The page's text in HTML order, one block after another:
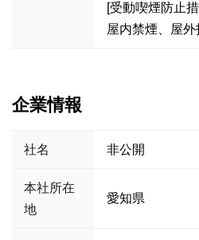
[受動喫煙防止
屋内禁煙、屋
企業情報
社名 非公開
本社所在
地
愛知県